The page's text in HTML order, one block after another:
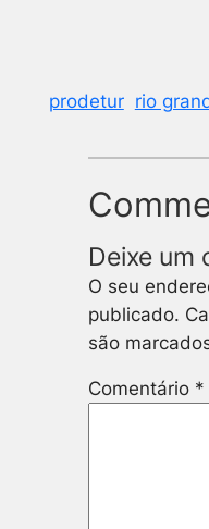
prodetur rio
Deixe um
O seu
publicado.
são
Comentário *